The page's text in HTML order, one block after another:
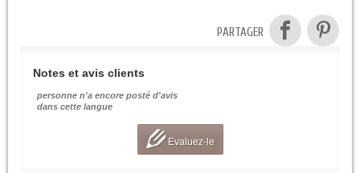
PARTAGER
Notes et avis clients
personne n'a encore posté d'avis
dans cette langue
Evaluez-le